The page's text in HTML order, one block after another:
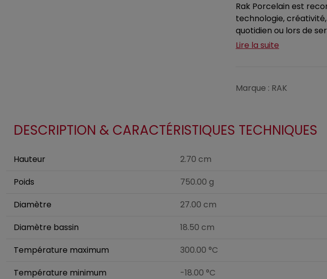
Rak Porcelain est
technologie,
quotidien ou lors de
Lire la suite
Marque : RAK
DESCRIPTION & CARACTÉRISTIQUES TECHNIQUES
Hauteur
2.70 cm
Poids
750.00 g
Diamètre
27.00 cm
Diamètre bassin
18.50 cm
Température maximum
300.00 °C
Température minimum
-18.00 °C